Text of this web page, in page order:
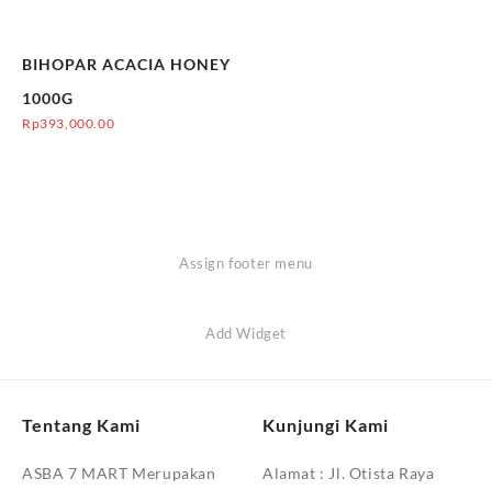
BIHOPAR ACACIA HONEY
1000G
Rp393,000.00
Assign footer menu
Add Widget
Tentang Kami
ASBA 7 MART Merupakan
Kunjungi Kami
Alamat : Jl. Otista Raya